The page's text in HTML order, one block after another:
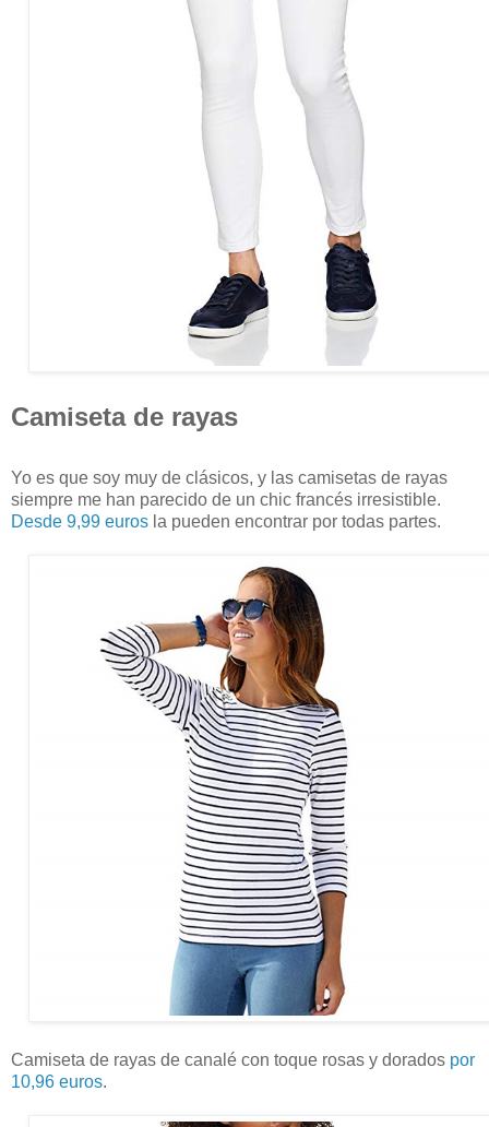
Camiseta de rayas
Yo es que soy muy de clásicos, y las camisetas de rayas
siempre me han parecido de un chic francés irresistible.
Desde 9,99 euros la pueden encontrar por todas partes.
Camiseta de rayas de canalé con toque rosas y dorados por
10,96 euros.